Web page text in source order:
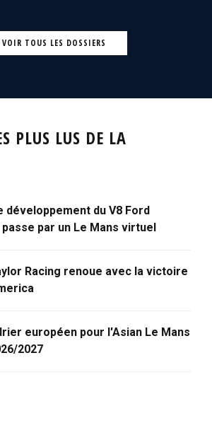
VOIR TOUS LES DOSSIERS
PLUS LUS DE LA
développement du V8 Ford
par un Le Mans virtuel
Racing renoue avec la victoire
européen pour l'Asian Le Mans
2027